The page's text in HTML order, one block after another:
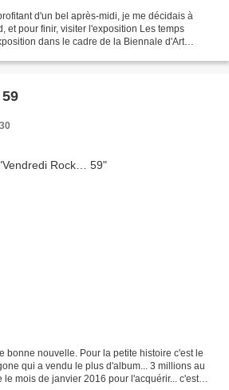
d'un bel après-midi, je me décidais à
et pour finir, visiter l'exposition Les temps
dans le cadre de la Biennale d'Art
bonne nouvelle. Pour la petite histoire c'est le
qui a vendu le plus d'album... 3 millions au
le mois de janvier 2016 pour l'acquérir... c'est